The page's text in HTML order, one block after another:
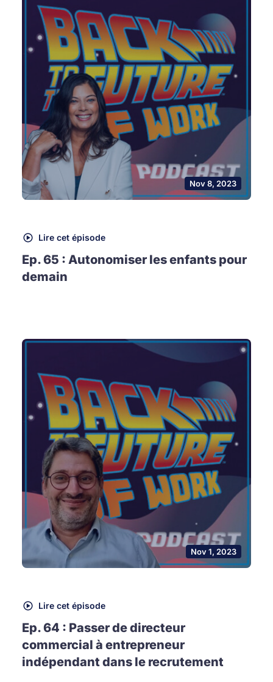
Nov 8, 2023
Lire cet épisode
Ep. 65 : Autonomiser les enfants pour
demain
Nov 1, 2023
Lire cet épisode
Ep. 64 : Passer de directeur
commercial à entrepreneur
indépendant dans le recrutement